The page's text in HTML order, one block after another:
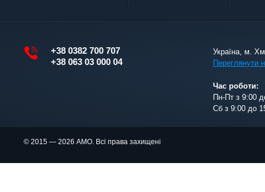
+38 0382 700 707
+38 063 03 000 04
Україна, м.
Переглянути
Час роботи:
Пн-Пт з 9:00
Сб з 9:00 до
© 2015 — 2026 АМО. Всі права захищені